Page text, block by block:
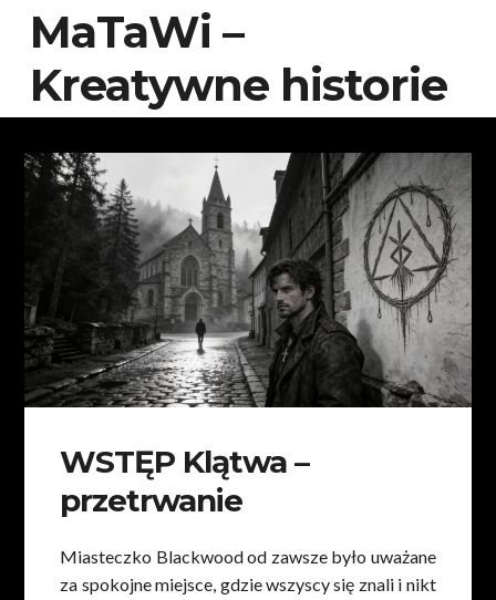
MaTaWi –
Kreatywne historie
WSTĘP Klątwa –
przetrwanie
Miasteczko Blackwood od zawsze było uważane
za spokojne miejsce, gdzie wszyscy się znali i nikt